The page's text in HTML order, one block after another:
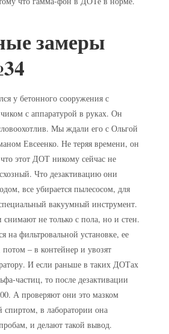
замеры
у бетонного сооружения с
с аппаратурой в руках. Он
Мы ждали его с Ольгой
Евсеенко. Не теряя времени, он
этот ДОТ никому сейчас не
Что дезактивацию они
все убирается пылесосом, для
вакуумный инструмент.
снимают не только с пола, но и стен.
на фильтровальной установке, ее
– в контейнер и увозят
И если раньше в таких ДОТах
частиц, то после дезактивации
А проверяют они это мазком
в лаборатории она
и делают такой вывод.